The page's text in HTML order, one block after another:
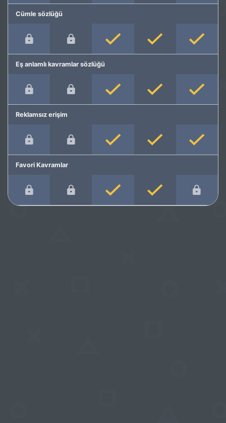
Cümle sözlüğü
Eş anlamlı kavramlar sözlüğü
Reklamsız erişim
Favori Kavramlar